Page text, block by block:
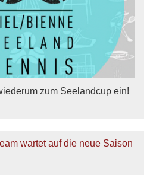
zum Seelandcup ein!
wartet auf die neue Saison